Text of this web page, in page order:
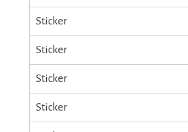
Sticker
Sticker
Sticker
Sticker